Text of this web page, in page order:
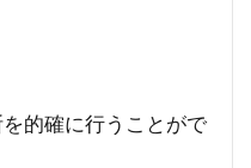
的確に行うことがで